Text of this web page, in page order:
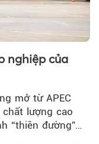
nghiệp của
mở từ APEC
lượng cao
“thiên đường”